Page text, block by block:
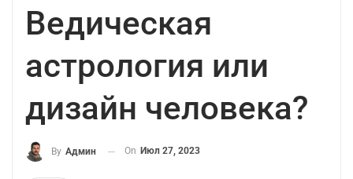
Ведическая
астрология или
дизайн человека?
By Админ On Июл 27, 2023